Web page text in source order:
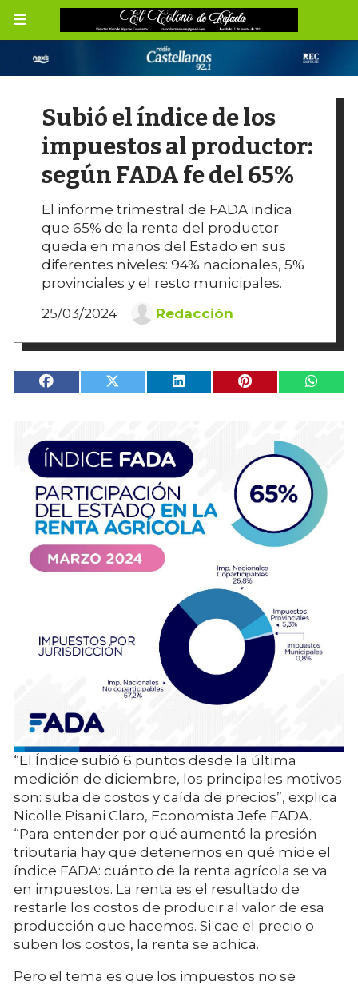
Subió el índice de los
impuestos al productor:
según FADA fe del 65%
El informe trimestral de FADA indica
que 65% de la renta del productor
queda en manos del Estado en sus
diferentes niveles: 94% nacionales, 5%
provinciales y el resto municipales.
25/03/2024
Redacción
“El Índice subió 6 puntos desde la última
medición de diciembre, los principales motivos
son: suba de costos y caída de precios”, explica
Nicolle Pisani Claro, Economista Jefe FADA.
“Para entender por qué aumentó la presión
tributaria hay que detenernos en qué mide el
índice FADA: cuánto de la renta agrícola se va
en impuestos. La renta es el resultado de
restarle los costos de producir al valor de esa
producción que hacemos. Si cae el precio o
suben los costos, la renta se achica.
Pero el tema es que los impuestos no se